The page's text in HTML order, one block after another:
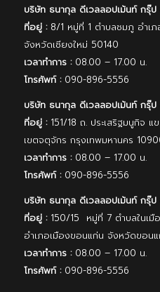
บริษัท ธนากุล ดีเวลลอปเม้นท์ กรุ๊ป
ที่อยู่ :8/1 หมู่ที่ 1 ตำบลชมภู อำเภ
จังหวัดเชียงใหม่ 50140
เวลาทำการ :08.00 – 17.00 น.
โทรศัพท์ :090-896-5556
บริษัท ธนากุล ดีเวลลอปเม้นท์ กรุ๊ป
ที่อยู่ :151/18 ถ. ประเสริฐมนูกิจ แ
เขตจตุจักร กรุงเทพมหานคร
เวลาทำการ :08.00 – 17.00 น.
โทรศัพท์ :090-896-5556
บริษัท ธนากุล ดีเวลลอปเม้นท์ กรุ๊
ที่อยู่ :150/15 หมู่ที่ 7 ตำบลในเมื
อำเภอเมืองขอนแก่น จังหวัดขอน
เวลาทำการ :08.00 – 17.00 น.
โทรศัพท์ :090-896-5556